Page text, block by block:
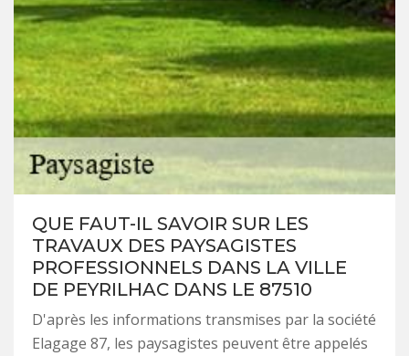
QUE FAUT-IL SAVOIR SUR LES
TRAVAUX DES PAYSAGISTES
PROFESSIONNELS DANS LA VILLE
DE PEYRILHAC DANS LE 87510
D'après les informations transmises par la société
Elagage 87, les paysagistes peuvent être appelés